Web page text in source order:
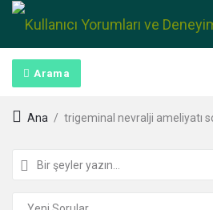
Arama
Ana / trigeminal nevralji ameliyatı